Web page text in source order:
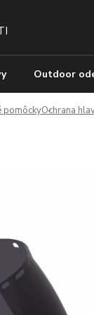
Outdoor
pomôckyOchrana